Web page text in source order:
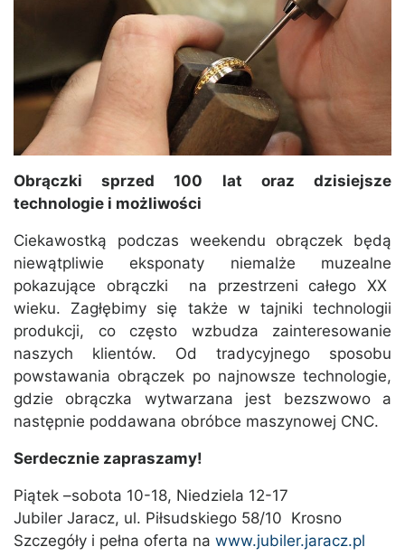
Obrączki sprzed 100 lat oraz dzisiejsze
technologie i możliwości
Ciekawostką podczas weekendu obrączek będą
niewątpliwie eksponaty niemalże muzealne
pokazujące obrączki na przestrzeni całego XX
wieku. Zagłębimy się także w tajniki technologii
produkcji, co często wzbudza zainteresowanie
naszych klientów. Od tradycyjnego sposobu
powstawania obrączek po najnowsze technologie,
gdzie obrączka wytwarzana jest bezszwowo a
następnie poddawana obróbce maszynowej CNC.
Serdecznie zapraszamy!
Piątek –sobota 10-18, Niedziela 12-17
Jubiler Jaracz, ul. Piłsudskiego 58/10 Krosno
Szczegóły i pełna oferta na www.jubiler.jaracz.pl